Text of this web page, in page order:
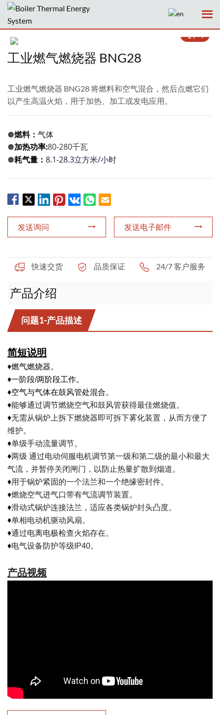
主页
产品
新闻
案例
下载
联系我们
1/4
工业燃气燃烧器 BNG28
工业燃气燃烧器 BNG28 将燃料和空气混合，然后点燃它们
以产生高温火焰，用于加热、加工或发电应用。
🔘燃料： 气体
🔘加热功率:80-280千瓦
🔘耗气量： 8.1-28.3立方米/小时
发送询问 发送电子邮件
快速交货 品质保证 24/7 客户服务
产品介绍
问题1-产品描述
简短说明
♦燃气燃烧器。
♦一阶段/两阶段工作。
♦空气与气体在鼓风管处混合。
♦能够通过调节燃烧空气和鼓风管获得最佳燃烧值。
♦无需从锅炉上拆下燃烧器即可拆下雾化装置，从而方便了
维护。
♦单级手动流量调节。
♦两级 通过电动伺服电机调节第一级和第二级的最小和最大
气流，并暂停关闭闸门，以防止热量扩散到烟道。
♦用于锅炉紧固的一个法兰和一个绝缘密封件。
♦燃烧空气进气口带有气流调节装置。
♦滑动式锅炉连接法兰，适应各类锅炉封头凸度。
♦单相电动机驱动风扇。
♦通过电离电极检查火焰存在。
♦电气设备防护等级IP40。
产品视频